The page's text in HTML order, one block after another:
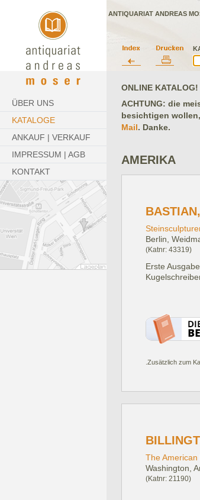
ANTIQUARIAT ANDREAS
ÜBER UNS
KATALOGE
ANKAUF | VERKAUF
IMPRESSUM | AGB
KONTAKT
ONLINE KATALOG!
ACHTUNG: die
besichtigen
Mail. Danke.
AMERIKA
Berlin,
(Katnr: 43319)
Erste
.Zusätzlich zum
The
Washington,
(Katnr: 21190)